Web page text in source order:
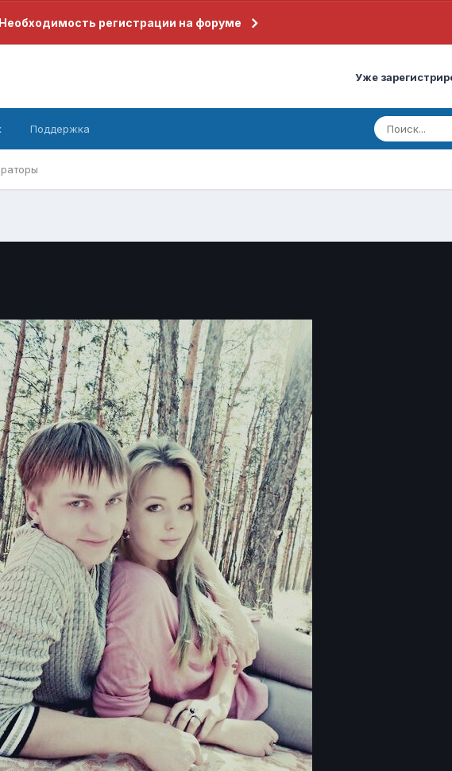
Необходимость регистрации на форуме
Уже
Поддержка